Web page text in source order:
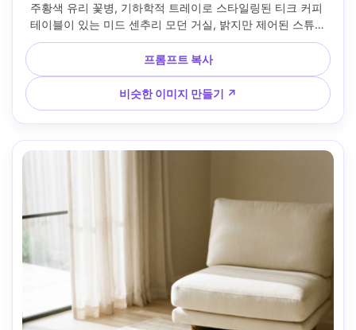
주황색 유리 꽃병, 기하학적 트레이로 스타일링된 티크 커피
테이블이 있는 미드 센추리 모던 거실, 밝지만 제어된 스튜디
오 스타일 조명, Sony A7IV로 촬영, 50mm, f/2.8, 선명한 초
점, 생생하면서도 세련된 색상 등급, 사실적인 인테리어 편집
룩 --ar 4:5
프롬프트 복사
비슷한 이미지 만들기 ↗